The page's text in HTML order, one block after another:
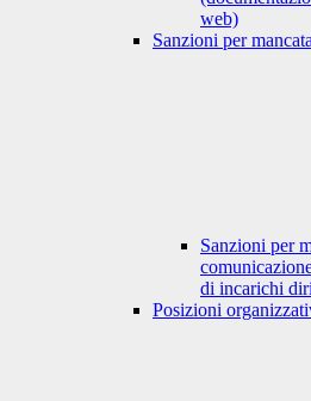
web)
Sanzioni per
Sanzioni per
di incarichi
Posizioni